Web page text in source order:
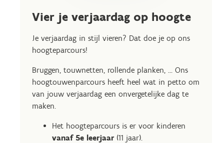
Vier je verjaardag op hoogte
Je verjaardag in stijl vieren? Dat doe je op ons
hoogteparcours!
Bruggen, touwnetten, rollende planken, ... Ons
hoogtouwenparcours heeft heel wat in petto om
van jouw verjaardag een onvergetelijke dag te
maken.
Het hoogteparcours is er voor kinderen
vanaf 5e leerjaar(11 jaar).